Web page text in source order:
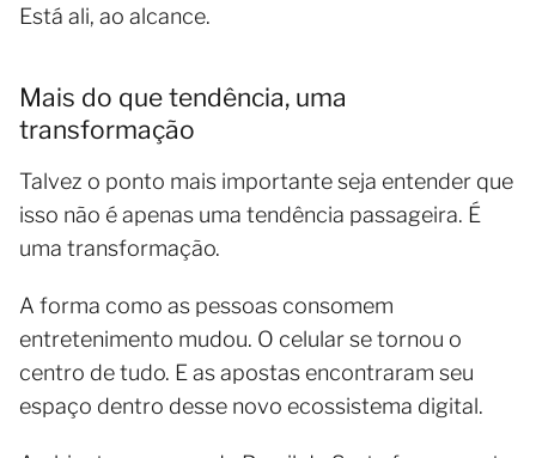
Está ali, ao alcance.
Mais do que tendência, uma
transformação
Talvez o ponto mais importante seja entender que
isso não é apenas uma tendência passageira. É
uma transformação.
A forma como as pessoas consomem
entretenimento mudou. O celular se tornou o
centro de tudo. E as apostas encontraram seu
espaço dentro desse novo ecossistema digital.